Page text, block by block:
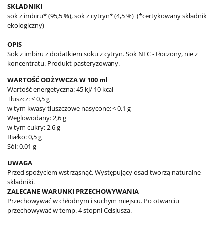
SKŁADNIKI
sok z imbiru* (95,5 %), sok z cytryn* (4,5 %) (*certykowany składnik
ekologiczny)
OPIS
Sok z imbiru z dodatkiem soku z cytryn. Sok NFC - tłoczony, nie z
koncentratu. Produkt pasteryzowany.
WARTOŚĆ ODŻYWCZA W 100 ml
Wartość energetyczna: 45 kJ/ 10 kcal
Tłuszcz: < 0,5 g
w tym kwasy tłuszczowe nasycone: < 0,1 g
Weglowodany: 2,6 g
w tym cukry: 2,6 g
Białko: 0,5 g
Sól: 0,01 g
UWAGA
Przed spożyciem wstrząsnąć. Występujący osad tworzą naturalne
składniki.
ZALECANE WARUNKI PRZECHOWYWANIA
Przechowywać w chłodnym i suchym miejscu. Po otwarciu
przechowywać w temp. 4 stopni Celsjusza.